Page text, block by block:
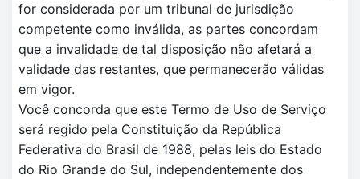
for considerada por um tribunal de jurisdição
competente como inválida, as partes concordam
que a invalidade de tal disposição não afetará a
validade das restantes, que permanecerão válidas
em vigor.
Você concorda que este Termo de Uso de Serviço
será regido pela Constituição da República
Federativa do Brasil de 1988, pelas leis do Estado
do Rio Grande do Sul, independentemente dos